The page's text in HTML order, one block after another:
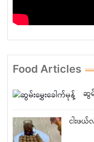
Food Articles
ဆွမ်
ငါးဖ